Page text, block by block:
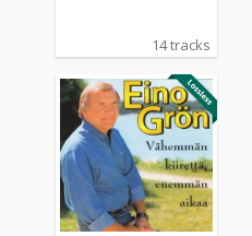
14 tracks